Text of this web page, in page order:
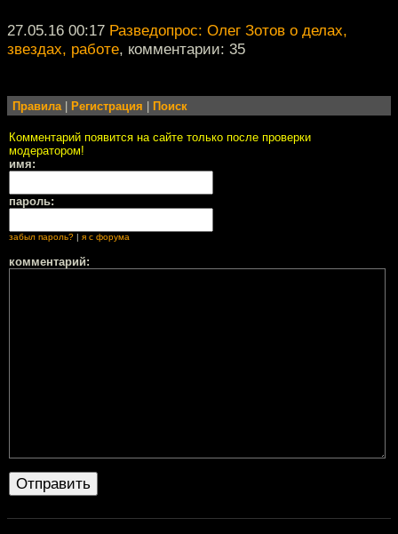
27.05.16 00:17 Разведопрос: Олег Зотов о делах,
звездах, работе, комментарии: 35
Правила| Регистрация Поиск
Комментарий появится на сайте только после проверки
модератором!
имя:
пароль:
забыл пароль? я с форума
комментарий: